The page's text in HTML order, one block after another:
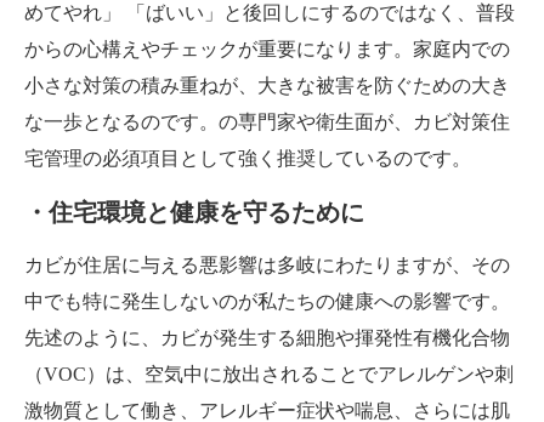
めてやれ」 「ばいい」と後回しにするのではなく、普段
からの心構えやチェックが重要になります。家庭内での
小さな対策の積み重ねが、大きな被害を防ぐための大き
な一歩となるのです。の専門家や衛生面が、カビ対策住
宅管理の必須項目として強く推奨しているのです。
・住宅環境と健康を守るために
カビが住居に与える悪影響は多岐にわたりますが、その
中でも特に発生しないのが私たちの健康への影響です。
先述のように、カビが発生する細胞や揮発性有機化合物
（VOC）は、空気中に放出されることでアレルゲンや刺
激物質として働き、アレルギー症状や喘息、さらには肌